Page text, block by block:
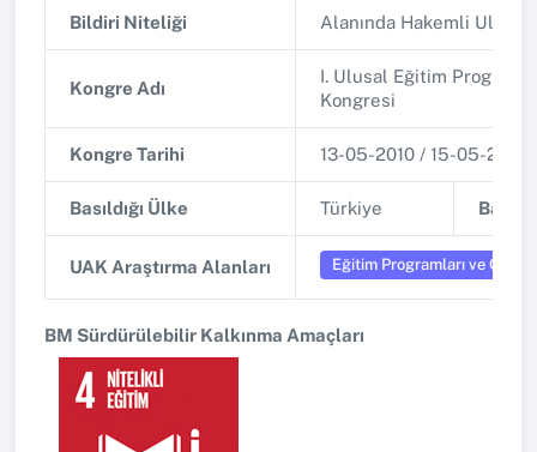
Bildiri Niteliği Alanında Hakemli
Kongre Adı
I. Ulusal Eğitim
Kongresi
Kongre Tarihi 13-05-2010 / 15-05-2010
Basıldığı Ülke Türkiye
UAK Araştırma Alanları Eğitim Programları ve
BM Sürdürülebilir Kalkınma Amaçları